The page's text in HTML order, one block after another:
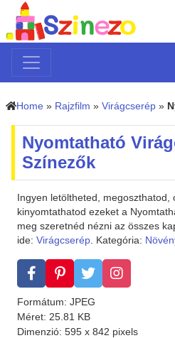
Home » Rajzfilm » Virágcserép »
Nyomtatható
Színezők
Ingyen letöltheted,
kinyomtathatod ezeket a
meg szeretnéd nézni az összes
ide: Virágcserép. Kategória:
Formátum: JPEG
Méret: 25.81 KB
Dimenzió: 595 x 842 pixels